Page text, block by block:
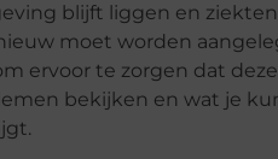
blijft liggen en
moet worden
ervoor te zorgen dat deze
bekijken en wat je